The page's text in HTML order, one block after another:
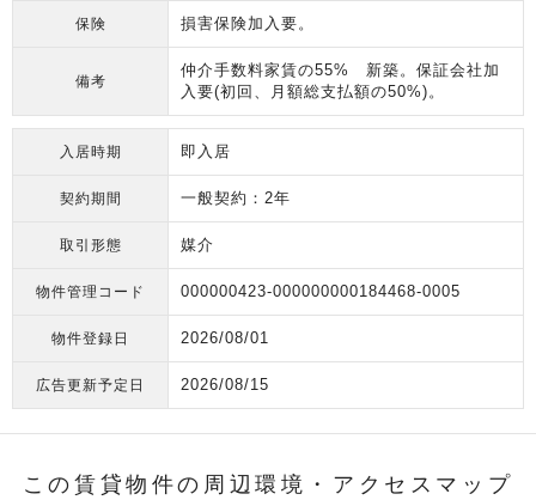
保険 損害保険加入要。
備考
仲介手数料家賃の55% 新築。保証会社加
入要(初回、月額総支払額の50%)。
入居時期 即入居
契約期間 一般契約：2年
取引形態 媒介
物件管理コード 000000423-000000000184468-0005
物件登録日 2026/08/01
広告更新予定日 2026/08/15
この賃貸物件の周辺環境・ アクセスマップ